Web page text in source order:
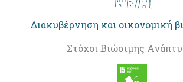
Διακυβέρνηση και οικονομική
Στόχοι Βιώσιμης